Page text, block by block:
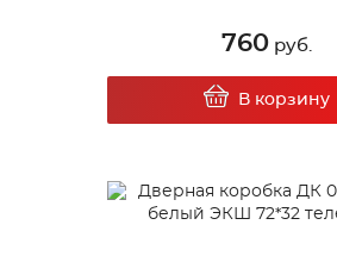
760 руб.
В корзину